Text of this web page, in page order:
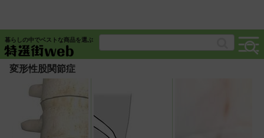
暮らしの中でベストな商品を選ぶ
変形性股関節症